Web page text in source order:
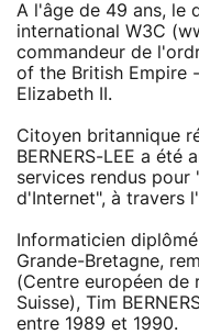
A l'âge de 49 ans, le
international W3C
commandeur de
of the British Empire
Elizabeth II.
Citoyen britannique
BERNERS-LEE a été
services rendus pour
d'Internet", à travers
Informaticien
Grande-Bretagne,
(Centre européen de
Suisse), Tim
entre 1989 et 1990.